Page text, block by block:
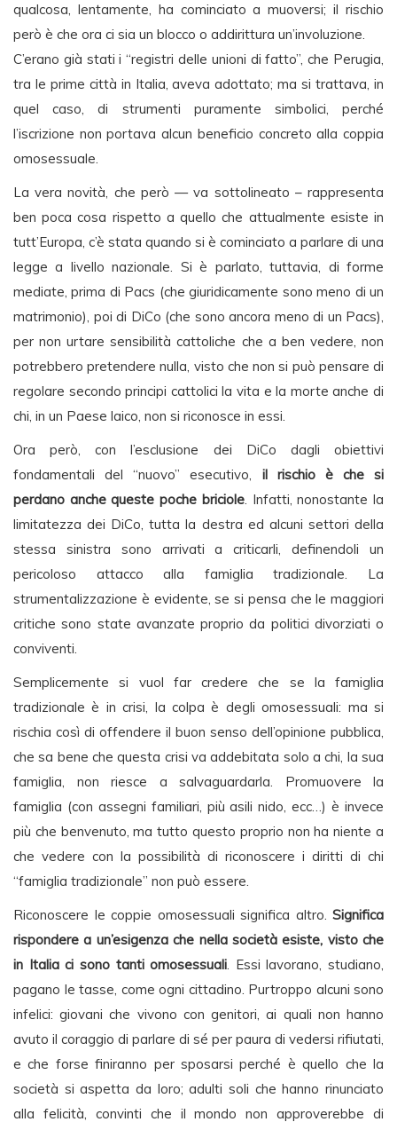
qualcosa, lentamente, ha cominciato a muoversi; il rischio
però è che ora ci sia un blocco o addirittura un’involuzione.
C’erano già stati i “registri delle unioni di fatto”, che Perugia,
tra le prime città in Italia, aveva adottato; ma si trattava, in
quel caso, di strumenti puramente simbolici, perché
l’iscrizione non portava alcun beneficio concreto alla coppia
omosessuale.
La vera novità, che però — va sottolineato – rappresenta
ben poca cosa rispetto a quello che attualmente esiste in
tutt’Europa, c’è stata quando si è cominciato a parlare di una
legge a livello nazionale. Si è parlato, tuttavia, di forme
mediate, prima di Pacs (che giuridicamente sono meno di un
matrimonio), poi di DiCo (che sono ancora meno di un Pacs),
per non urtare sensibilità cattoliche che a ben vedere, non
potrebbero pretendere nulla, visto che non si può pensare di
regolare secondo principi cattolici la vita e la morte anche di
chi, in un Paese laico, non si riconosce in essi.
Ora però, con l’esclusione dei DiCo dagli obiettivi
fondamentali del “nuovo” esecutivo, il rischio è che si
perdano anche queste poche briciole. Infatti, nonostante la
limitatezza dei DiCo, tutta la destra ed alcuni settori della
stessa sinistra sono arrivati a criticarli, definendoli un
pericoloso attacco alla famiglia tradizionale. La
strumentalizzazione è evidente, se si pensa che le maggiori
critiche sono state avanzate proprio da politici divorziati o
conviventi.
Semplicemente si vuol far credere che se la famiglia
tradizionale è in crisi, la colpa è degli omosessuali: ma si
rischia così di offendere il buon senso dell’opinione pubblica,
che sa bene che questa crisi va addebitata solo a chi, la sua
famiglia, non riesce a salvaguardarla. Promuovere la
famiglia (con assegni familiari, più asili nido, ecc…) è invece
più che benvenuto, ma tutto questo proprio non ha niente a
che vedere con la possibilità di riconoscere i diritti di chi
“famiglia tradizionale” non può essere.
Riconoscere le coppie omosessuali significa altro. Significa
rispondere a un’esigenza che nella società esiste, visto che
in Italia ci sono tanti omosessuali. Essi lavorano, studiano,
pagano le tasse, come ogni cittadino. Purtroppo alcuni sono
infelici: giovani che vivono con genitori, ai quali non hanno
avuto il coraggio di parlare di sé per paura di vedersi rifiutati,
e che forse finiranno per sposarsi perché è quello che la
società si aspetta da loro; adulti soli che hanno rinunciato
alla felicità, convinti che il mondo non approverebbe di